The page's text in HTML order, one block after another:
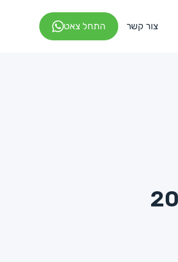
צור קשר התחל צאט